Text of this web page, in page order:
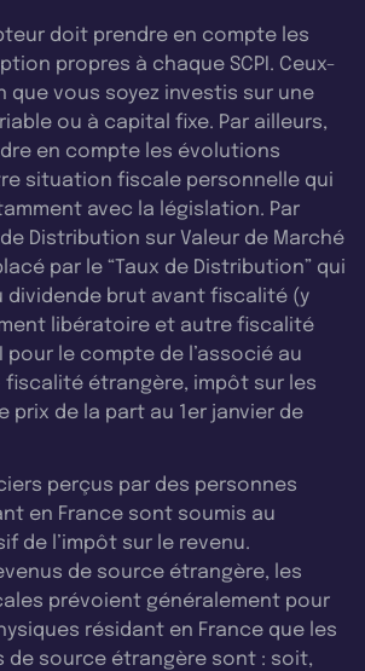
doit prendre en compte les
propres à chaque SCPI. Ceux-
que vous soyez investis sur une
ou à capital fixe. Par ailleurs,
en compte les évolutions
situation fiscale personnelle qui
avec la législation. Par
de Distribution sur Valeur de Marché
par le “Taux de Distribution” qui
dividende brut avant fiscalité (y
libératoire et autre fiscalité
pour le compte de l’associé au
fiscalité étrangère, impôt sur les
prix de la part au 1er janvier de
perçus par des personnes
en France sont soumis au
de l’impôt sur le revenu.
de source étrangère, les
prévoient généralement pour
résidant en France que les
de source étrangère sont : soit,